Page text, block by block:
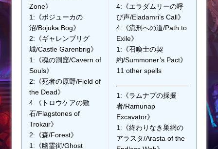
Zone》
1:《ボジューカの
沼/Bojuka Bog》
2:《ギャレンブリグ
城/Castle Garenbrig》
1:《魂の洞窟/Cavern of
Souls》
2:《死者の原野/Field of
the Dead》
4:《トロウケアの敷
石/Flagstones of
Trokair》
2:《森/Forest》
1:《幽霊街/Ghost
4:《エラダムリーの呼
び声/Eladamri’s Call》
4:《流刑への道/Path to
Exile》
1:《召喚士の契
約/Summoner’s Pact》
11 other spells
1:《ラムナプの採掘
者/Ramunap
Excavator》
1:《終わりなき巣網の
アラスタ/Arasta of the